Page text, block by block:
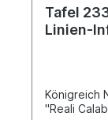
Tafel
Linien-
Königreich